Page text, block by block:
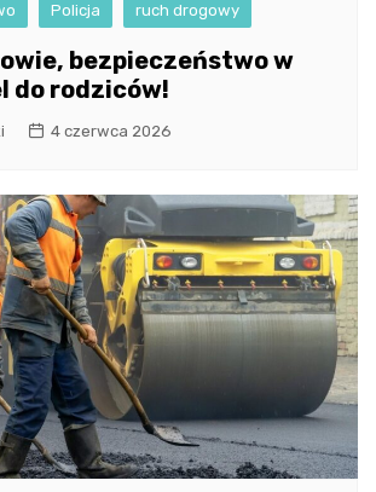
Policja ruch drogowy
bezpieczeństwo w
do rodziców!
4 czerwca 2026